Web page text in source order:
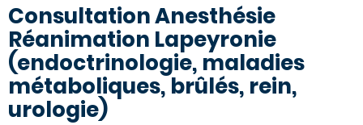
Consultation Anesthésie
Réanimation Lapeyronie
(endoctrinologie, maladies
métaboliques, brûlés, rein,
urologie)